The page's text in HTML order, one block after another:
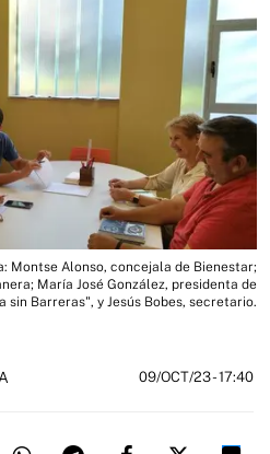
Montse Alonso, concejala de Bienestar;
María José González, presidenta de
sin Barreras", y Jesús Bobes, secretario.
09/OCT/23- 17:40